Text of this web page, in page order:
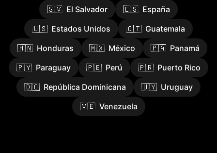
🇸🇻 El Salvador 🇪🇸 España
🇺🇸 Estados Unidos 🇬🇹 Guatemala
🇭🇳 Honduras 🇲🇽 México 🇵🇦 Panamá
🇵🇾 Paraguay 🇵🇪 Perú 🇵🇷 Puerto Rico
🇩🇴 República Dominicana 🇺🇾 Uruguay
🇻🇪 Venezuela